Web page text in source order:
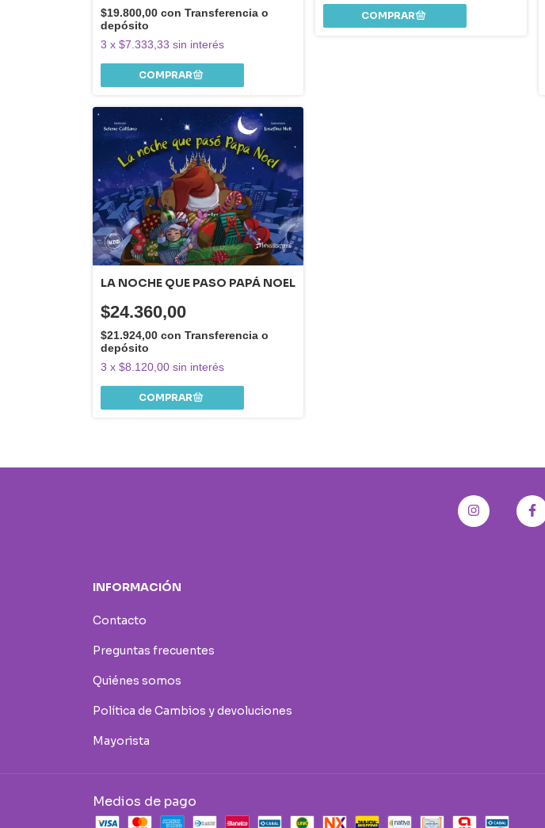
$19.800,00 con Transferencia o
depósito
3 x $7.333,33 sin interés
LA NOCHE QUE PASO PAPÁ NOEL
$24.360,00
$21.924,00 con Transferencia o
depósito
3 x $8.120,00 sin interés
INFORMACIÓN
Contacto
Preguntas frecuentes
Quiénes somos
Política de Cambios y devoluciones
Mayorista
Medios de pago